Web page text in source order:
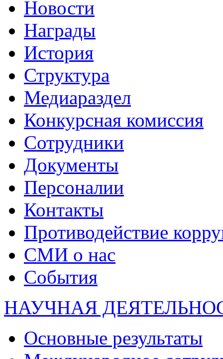
Новости
Награды
История
Структура
Медиараздел
Конкурсная комиссия
Сотрудники
Документы
Персоналии
Контакты
Противодействие
СМИ о нас
События
НАУЧНАЯ
Основные результаты